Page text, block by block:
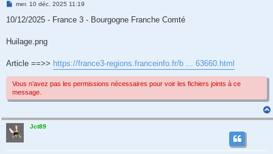
M
s
g
mer. 10 déc. 2025 11:19
10/12/2025 - France 3 - Bourgogne Franche Comté
Huilage.png
Article ==>> https://france3-regions.franceinfo.fr/b ... 63660.html
Vous n’avez pas les permissions nécessaires pour voir les fichiers joints à ce
message.
Jct89